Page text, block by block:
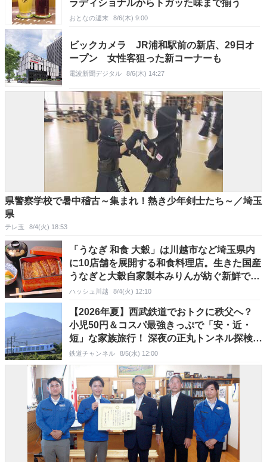
ラディショナルからトガッた味まで揃う
おとなの週末 8/6(木) 9:00
ビックカメラ JR浦和駅前の新店、29日オ
ープン 女性客狙った新コーナーも
電波新聞デジタル 8/6(木) 14:27
県警察学校で暑中稽古～集まれ！熱き少年剣士たち～／埼玉
県
テレ玉 8/4(火) 18:53
「うなぎ 和食 大穀」は川越市など埼玉県内
に10店舗を展開する和食料理店。生きた国産
うなぎと大穀自家製本みりんが紡ぐ新鮮でお
いしい和食料理に迫る。
ハッシュ川越 8/4(火) 12:10
【2026年夏】西武鉄道でおトクに秩父へ？
小児50円＆コスパ最強きっぷで「安・近・
短」な家族旅行！ 深夜の正丸トンネル探検や
特急ラビューも
鉄道チャンネル 8/5(水) 12:00